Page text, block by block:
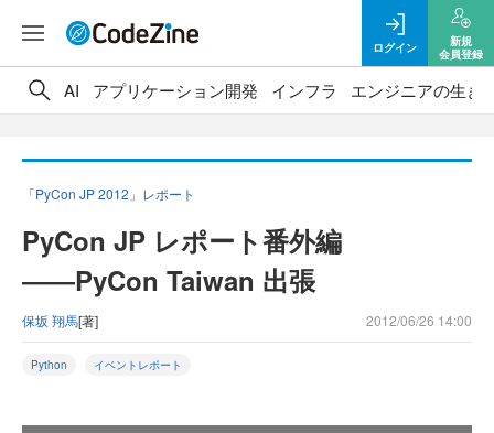
ログイン
新規
会員登録
AI アプリケーション開発 インフラ エンジニアの生き
「PyCon JP 2012」レポート
PyCon JP レポート番外編
――PyCon Taiwan 出張
保坂 翔馬[著] 2012/06/26 14:00
Python イベントレポート